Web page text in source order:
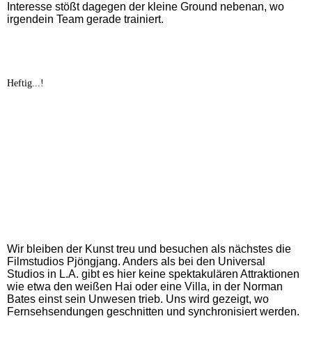
Interesse stößt dagegen der kleine Ground nebenan, wo
irgendein Team gerade trainiert.
Heftig...!
Wir bleiben der Kunst treu und besuchen als nächstes die
Filmstudios Pjöngjang. Anders als bei den Universal
Studios in L.A. gibt es hier keine spektakulären Attraktionen
wie etwa den weißen Hai oder eine Villa, in der Norman
Bates einst sein Unwesen trieb. Uns wird gezeigt, wo
Fernsehsendungen geschnitten und synchronisiert werden.